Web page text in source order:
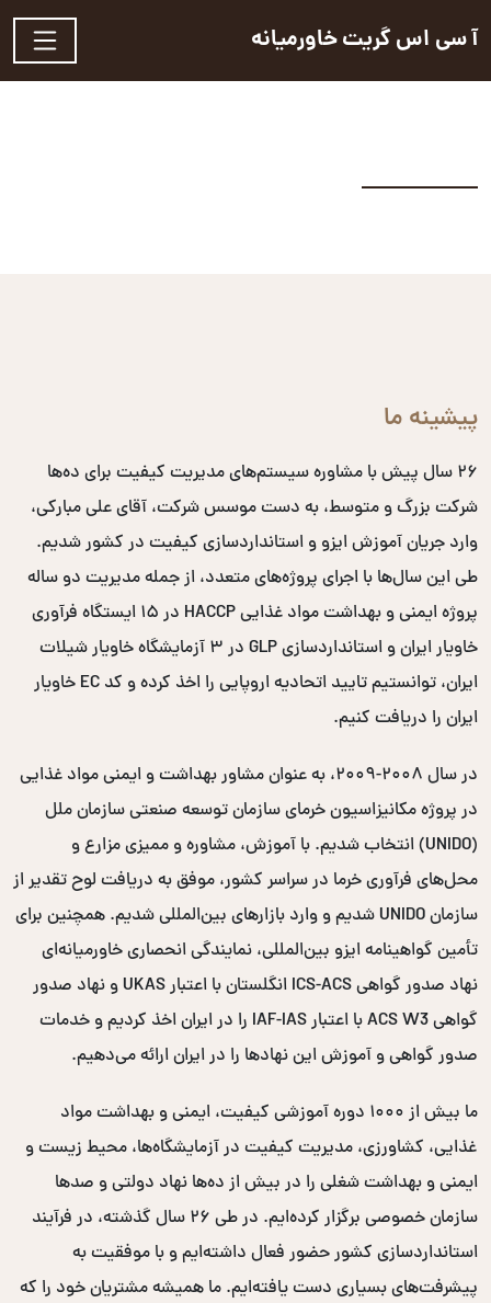
آ سی اس گریت خاورمیانه
پیشینه ما
۲۶ سال پیش با مشاوره سیستم‌های مدیریت کیفیت برای ده‌ها
شرکت بزرگ و متوسط، به دست موسس شرکت، آقای علی مبارکی،
وارد جریان آموزش ایزو و استانداردسازی کیفیت در کشور شدیم.
طی این سال‌ها با اجرای پروژه‌های متعدد، از جمله مدیریت دو ساله
پروژه ایمنی و بهداشت مواد غذایی HACCP در ۱۵ ایستگاه فرآوری
خاویار ایران و استانداردسازی GLP در ۳ آزمایشگاه خاویار شیلات
ایران، توانستیم تایید اتحادیه اروپایی را اخذ کرده و کد EC خاویار
ایران را دریافت کنیم.
در سال ۲۰۰۸-۲۰۰۹، به عنوان مشاور بهداشت و ایمنی مواد غذایی
در پروژه مکانیزاسیون خرمای سازمان توسعه صنعتی سازمان ملل
(UNIDO) انتخاب شدیم. با آموزش، مشاوره و ممیزی مزارع و
محل‌های فرآوری خرما در سراسر کشور، موفق به دریافت لوح تقدیر از
سازمان UNIDO شدیم و وارد بازارهای بین‌المللی شدیم. همچنین برای
تأمین گواهینامه ایزو بین‌المللی، نمایندگی انحصاری خاورمیانه‌ای
نهاد صدور گواهی ICS-ACS انگلستان با اعتبار UKAS و نهاد صدور
گواهی ACS W3 با اعتبار IAF-IAS را در ایران اخذ کردیم و خدمات
صدور گواهی و آموزش این نهادها را در ایران ارائه می‌دهیم.
ما بیش از ۱۰۰۰ دوره آموزشی کیفیت، ایمنی و بهداشت مواد
غذایی، کشاورزی، مدیریت کیفیت در آزمایشگاه‌ها، محیط زیست و
ایمنی و بهداشت شغلی را در بیش از ده‌ها نهاد دولتی و صدها
سازمان خصوصی برگزار کرده‌ایم. در طی ۲۶ سال گذشته، در فرآیند
استانداردسازی کشور حضور فعال داشته‌ایم و با موفقیت به
پیشرفت‌های بسیاری دست یافته‌ایم. ما همیشه مشتریان خود را که